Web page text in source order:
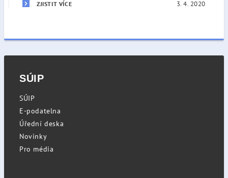
ZJISTIT VÍCE 3. 4. 2020
SÚIP
SÚIP
E-podatelna
Úřední deska
Novinky
Pro média